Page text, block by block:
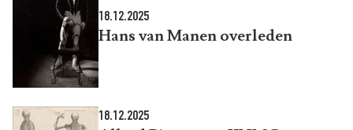
18.12.2025
Hans van Manen overleden
18.12.2025